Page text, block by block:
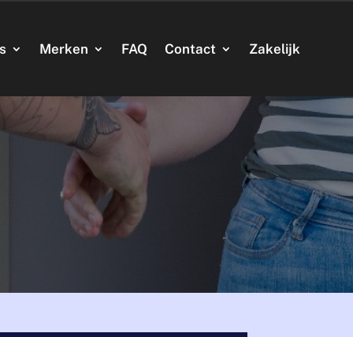
Merken FAQ Contact Zakelijk